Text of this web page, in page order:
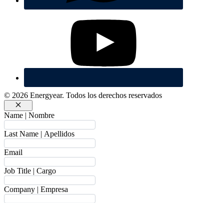
© 2026 Energyear. Todos los derechos reservados
Cerrar
Name | Nombre
Last Name | Apellidos
Email
Job Title | Cargo
Company | Empresa